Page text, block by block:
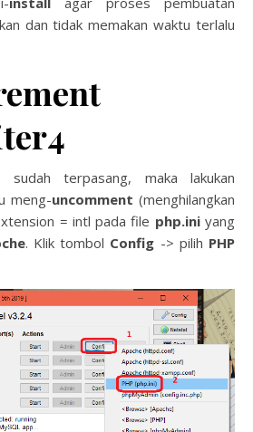
dan tidak memakan waktu terlalu
sudah terpasang, maka lakukan
meng-uncomment (menghilangkan
= intl pada file php.iniyang
. Klik tombol Config -> pilih PHP